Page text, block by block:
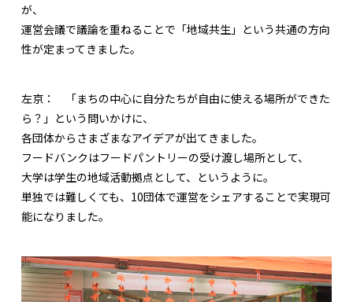
が、
運営会議で議論を重ねることで「地域共生」という共通の方向
性が定まってきました。
左京：
「まちの中心に自分たちが自由に使える場所ができた
ら？」という問いかけに、
各団体からさまざまなアイデアが出てきました。
フードバンクはフードパントリーの受け渡し場所として、
大学は学生の地域活動拠点として、というように。
単独では難しくても、10団体で運営をシェアすることで実現可
能になりました。